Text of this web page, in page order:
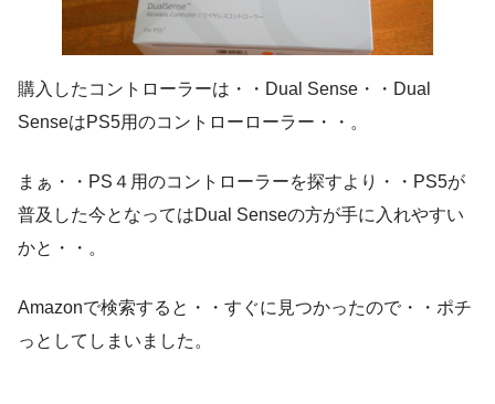
購入したコントローラーは・・Dual Sense・・Dual
SenseはPS5用のコントローローラー・・。
まぁ・・PS４用のコントローラーを探すより・・PS5が
普及した今となってはDual Senseの方が手に入れやすい
かと・・。
Amazonで検索すると・・すぐに見つかったので・・ポチ
っとしてしまいました。